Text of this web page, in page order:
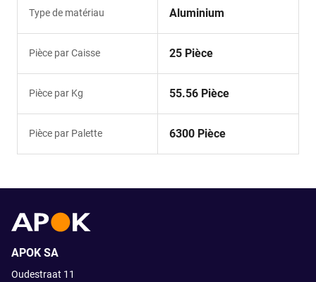
Type de matériau Aluminium
Pièce par Caisse 25 Pièce
Pièce par Kg 55.56 Pièce
Pièce par Palette 6300 Pièce
APOK SA
Oudestraat 11